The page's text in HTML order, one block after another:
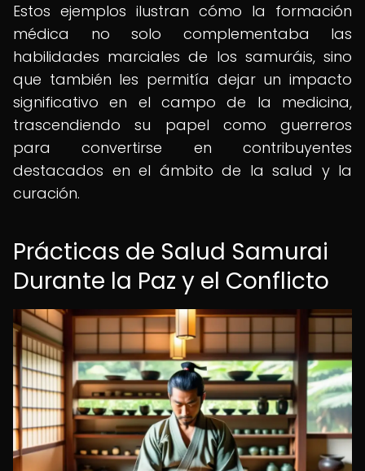
Estos ejemplos ilustran cómo la formación
médica no solo complementaba las
habilidades marciales de los samuráis, sino
que también les permitía dejar un impacto
significativo en el campo de la medicina,
trascendiendo su papel como guerreros
para convertirse en contribuyentes
destacados en el ámbito de la salud y la
curación.
Prácticas de Salud Samurai
Durante la Paz y el Conflicto